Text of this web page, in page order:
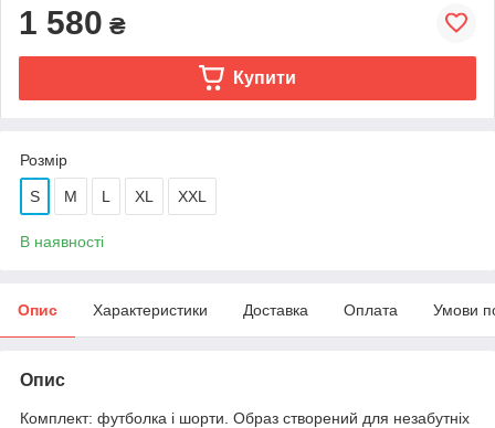
1 580 ₴
Купити
Розмір
S M L XL XXL
В наявності
Опис Характеристики Доставка Оплата Умови
Опис
Комплект: футболка і шорти. Образ створений для незабутніх